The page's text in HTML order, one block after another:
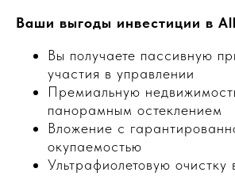
Ваши выгоды инвестиции в
Вы получаете пассивную
участия в управлении
Премиальную
панорамным остеклением
Вложение с
окупаемостью
Ультрафиолетовую очистку